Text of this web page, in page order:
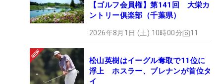
【ゴルフ会員権】第141回 大栄カ
ントリー俱楽部（千葉県）
2026年8月1日 (土) 10時00分 11
松山英樹はイーグル奪取で11位に
浮上 ホスラー、ブレナンが首位タ
イ